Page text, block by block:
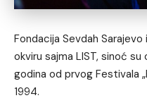
Fondacija Sevdah
okviru sajma LIST, sinoć
godina od prvog Festivala
1994.